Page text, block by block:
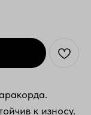
к износу.